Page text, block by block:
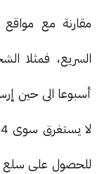
مقارنة مع
السريع، فمثلا
أسبوعا الى حين
للحصول على